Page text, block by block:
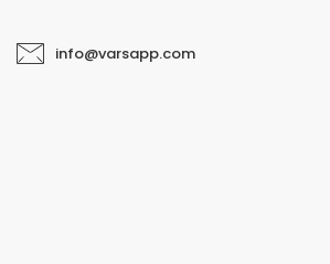
Samsung ODYSSEY NEO G8 32'' 240HZ 1 MS
info@varsapp.com